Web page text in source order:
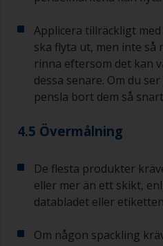
Applicera tillräckligt
ska flyta ut, men inte så
rinna eftersom det kan
dessa senare. Om du
pensla bort dem så
4.5 Övermålning
De flesta produkter
eller mer än ett skikt,
databladet eller
Om någon spackling